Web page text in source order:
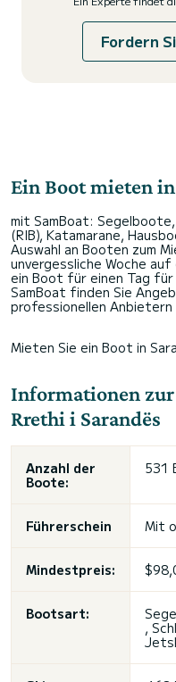
Fordern
Ein Boot mieten
mit SamBoat:
(RIB), Katamarane,
Auswahl an Booten zum
unvergessliche Woche
ein Boot für einen Tag
SamBoat finden Sie
professionellen Anbietern
Mieten Sie ein Boot in
Informationen
Rrethi i Sarandës
Anzahl der
Boote:
531
Führerschein Mit
Mindestpreis:
Bootsart:
,